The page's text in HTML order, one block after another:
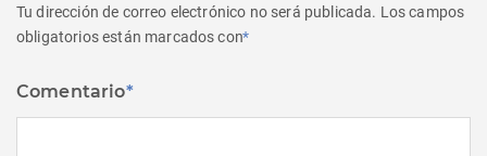
Tu dirección de correo electrónico no será publicada. Los campos
obligatorios están marcados con*
Comentario*